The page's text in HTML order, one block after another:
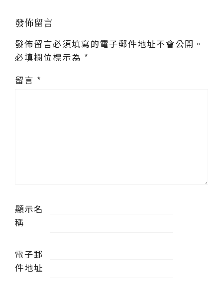
發佈留言
發佈留言必須填寫的電子郵件地址不會公開。
必填欄位標示為 *
留言 *
顯示名
稱
電子郵
件地址